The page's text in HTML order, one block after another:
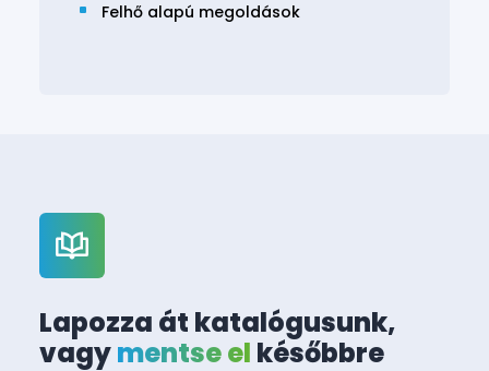
Felhő alapú megoldások
Lapozza át katalógusunk,
vagymentse el későbbre